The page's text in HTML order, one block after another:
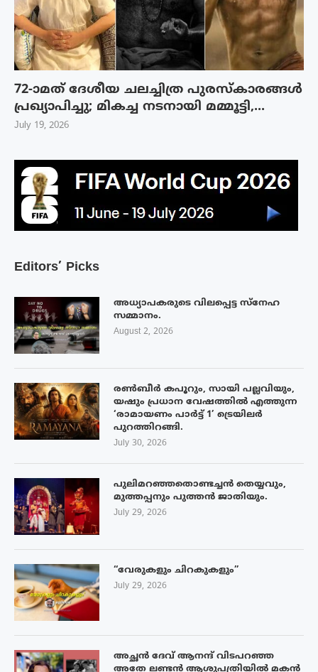
Editors’ Picks
അധ്യാപകരുടെ വിലപ്പെട്ട സ്നേഹ
സമ്മാനം.
August 2, 2026
രൺബീർ കപൂറും, സായി പല്ലവിയും,
യഷും പ്രധാന വേഷത്തിൽ എത്തുന്ന
‘രാമായണം പാർട്ട് 1’ ട്രെയിലർ
പുറത്തിറങ്ങി.
July 30, 2026
പുലിമറഞ്ഞതൊണ്ടച്ചൻ തെയ്യവും,
മുത്തപ്പനും പുത്തൻ ജാതിയും.
July 29, 2026
“വേരുകളും ചിറകുകളും”
July 29, 2026
അച്ഛൻ ദേവ് ആനന്ദ് വിടപറഞ്ഞ
അതേ ലണ്ടൻ ആശുപത്രിയിൽ മകൻ
72-ാമത് ദേശീയ ചലച്ചിത്ര പുരസ്‌കാരങ്ങള്‍
പ്രഖ്യാപിച്ചു; മികച്ച നടനായി മമ്മൂട്ടി,...
July 19, 2026